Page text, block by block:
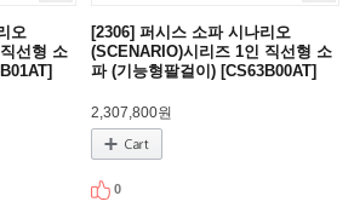
오
선형 소
[2306] 퍼시스 소파 시나리오
(SCENARIO)시리즈 1인 직선형 소
파 (기능형팔걸이) [CS63B00AT]
2,307,800원
0